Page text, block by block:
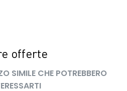
offerte
SIMILE CHE POTREBBERO